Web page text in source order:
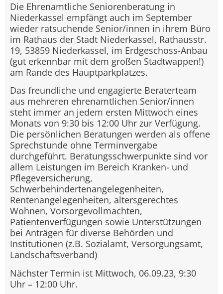
Die Ehrenamtliche Seniorenberatung in
Niederkassel empfängt auch im September
wieder ratsuchende Senior/innen in ihrem Büro
im Rathaus der Stadt Niederkassel, Rathausstr.
19, 53859 Niederkassel, im Erdgeschoss-Anbau
(gut erkennbar mit dem großen Stadtwappen!)
am Rande des Hauptparkplatzes.
Das freundliche und engagierte Beraterteam
aus mehreren ehrenamtlichen Senior/innen
steht immer an jedem ersten Mittwoch eines
Monats von 9:30 bis 12:00 Uhr zur Verfügung.
Die persönlichen Beratungen werden als offene
Sprechstunde ohne Terminvergabe
durchgeführt. Beratungsschwerpunkte sind vor
allem Leistungen im Bereich Kranken- und
Pflegeversicherung,
Schwerbehindertenangelegenheiten,
Rentenangelegenheiten, altersgerechtes
Wohnen, Vorsorgevollmachten,
Patientenverfügungen sowie Unterstützungen
bei Anträgen für diverse Behörden und
Institutionen (z.B. Sozialamt, Versorgungsamt,
Landschaftsverband)
Nächster Termin ist Mittwoch, 06.09.23, 9:30
Uhr – 12:00 Uhr.